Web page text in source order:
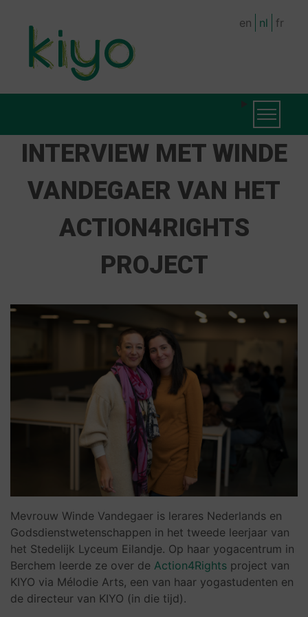
content
en nl fr
NAVIGATION
Toggle
INTERVIEW MET WINDE
VANDEGAER VAN HET
ACTION4RIGHTS
PROJECT
Mevrouw Winde Vandegaer is lerares Nederlands en
Godsdienstwetenschappen in het tweede leerjaar van
het Stedelijk Lyceum Eilandje. Op haar yogacentrum in
Berchem leerde ze over de Action4Rights project van
KIYO via Mélodie Arts, een van haar yogastudenten en
de directeur van KIYO (in die tijd).